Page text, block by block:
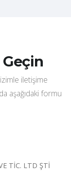
iletişime
aşağıdaki formu
TİC. LTD ŞTİ